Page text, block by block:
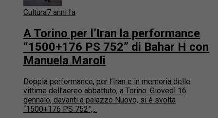
Cultura7 anni fa
A Torino per l’Iran la performance
“1500+176 PS 752” di Bahar H con
Manuela Maroli
Doppia performance, per l’Iran e in memoria delle
vittime dell’aereo abbattuto, a Torino. Giovedì 16
gennaio, davanti a palazzo Nuovo, si è svolta
“1500+176 PS 752”,...